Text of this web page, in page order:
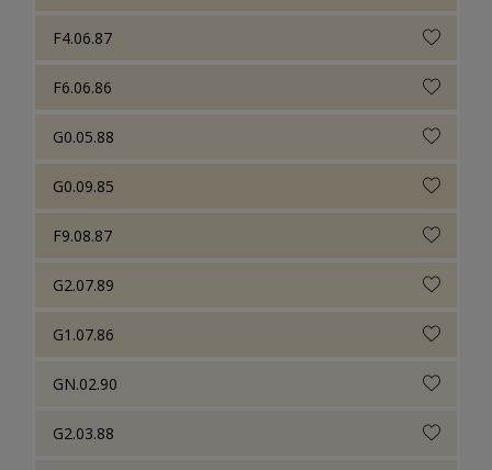
F4.06.87
F6.06.86
G0.05.88
G0.09.85
F9.08.87
G2.07.89
G1.07.86
GN.02.90
G2.03.88